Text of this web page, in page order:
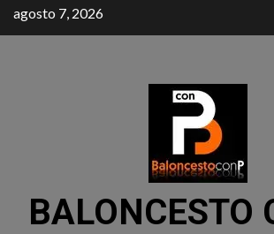
agosto 7, 2026
BALONCESTO